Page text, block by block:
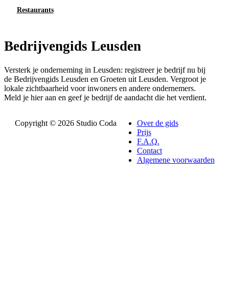
Restaurants
Bedrijvengids Leusden
Versterk je onderneming in Leusden: registreer je bedrijf nu bij
de Bedrijvengids Leusden en Groeten uit Leusden. Vergroot je
lokale zichtbaarheid voor inwoners en andere ondernemers.
Meld je hier aan en geef je bedrijf de aandacht die het verdient.
Copyright © 2026 Studio Coda
Over de gids
Prijs
F.A.Q.
Contact
Algemene voorwaarden